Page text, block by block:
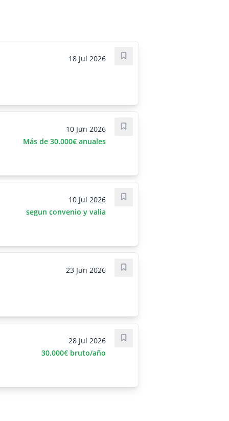
18 Jul 2026 Save job
10 Jun 2026
Más de 30.000€ anuales
Save job
10 Jul 2026
segun convenio y valia
Save job
23 Jun 2026 Save job
28 Jul 2026
30.000€ bruto/año
Save job